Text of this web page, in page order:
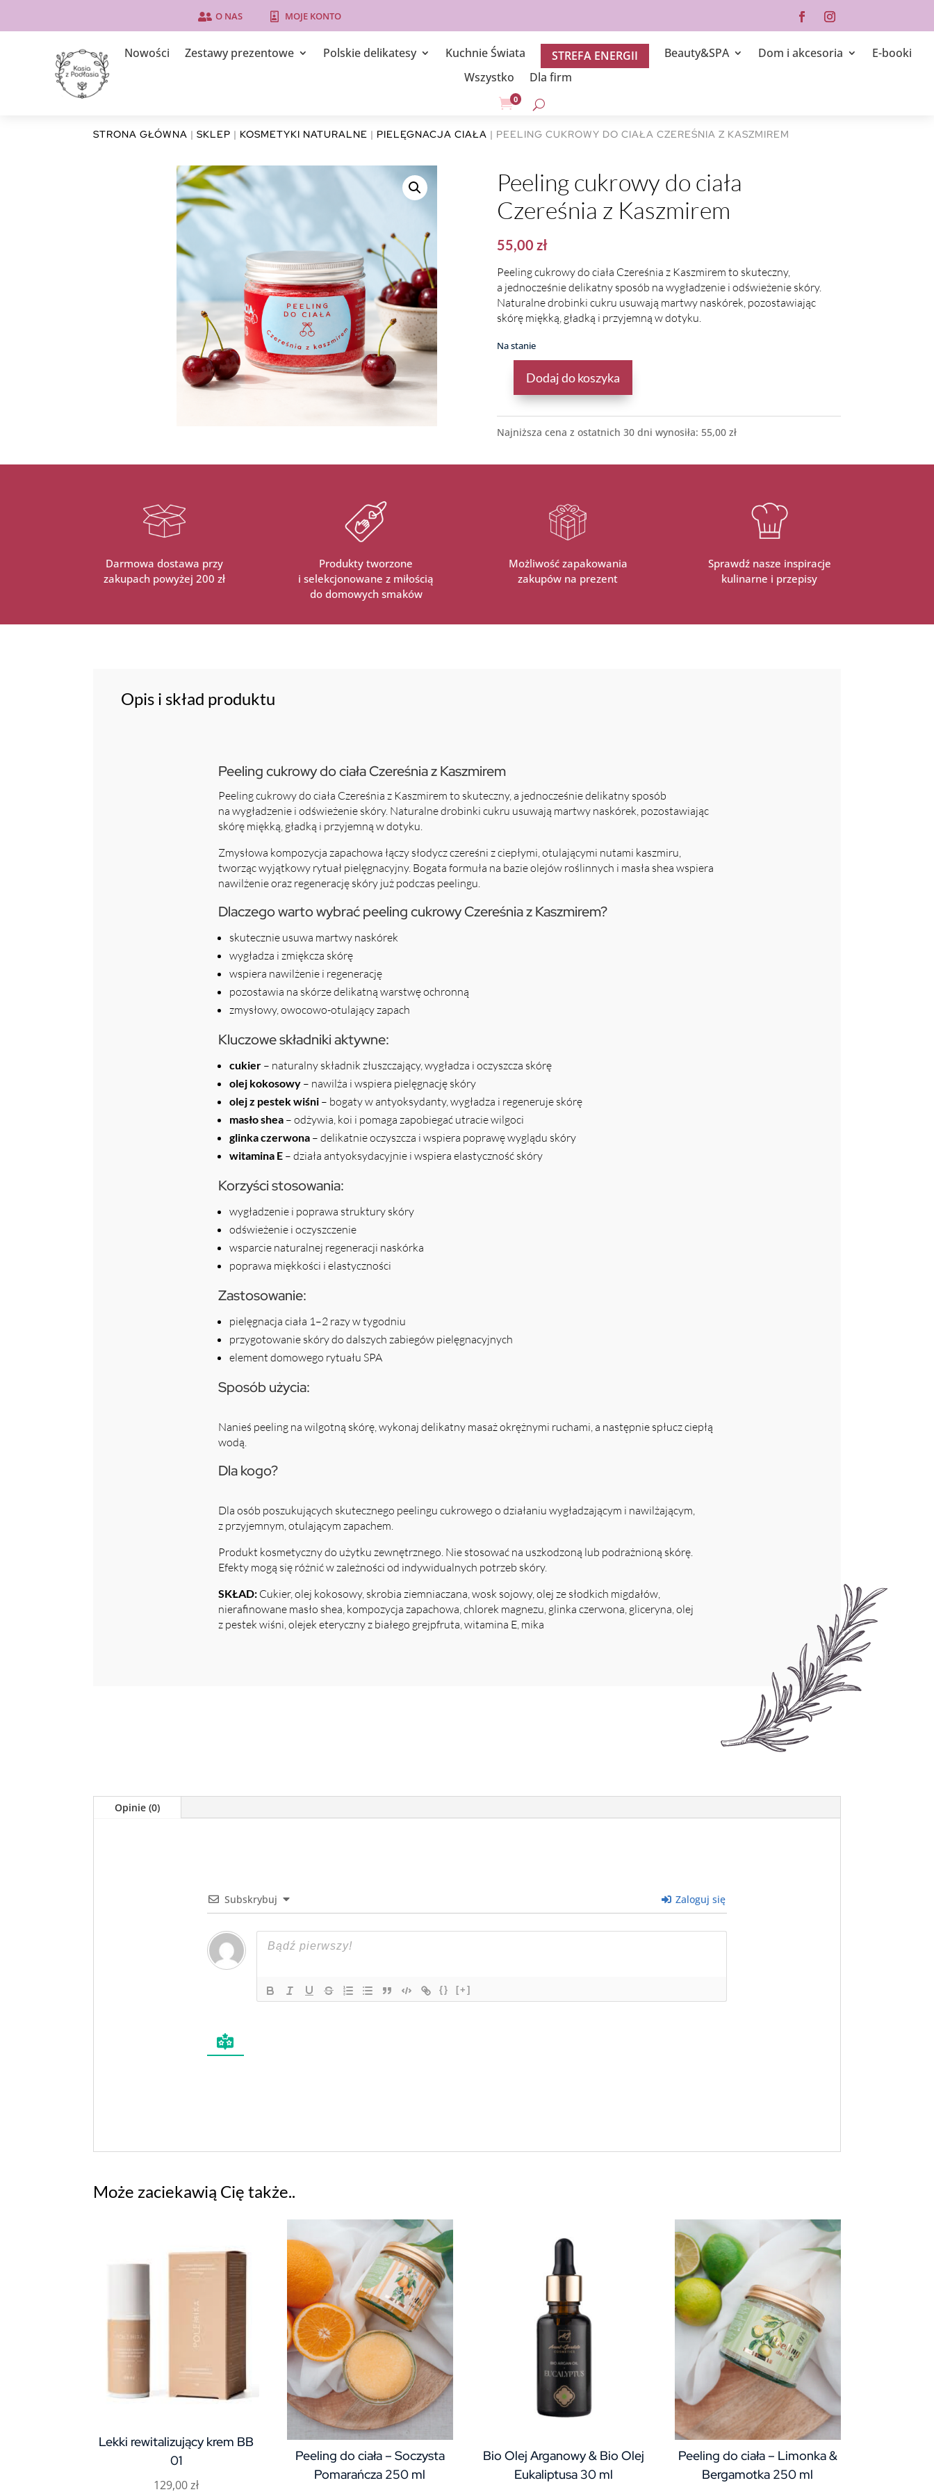
 O NAS  MOJE KONTO
Nowości Zestawy prezentowe Polskie delikatesy Kuchnie Świata STREFA ENERGII Beauty&SPA Dom i akcesoria
E-booki
Wszystko
Dla firm
0
STRONA GŁÓWNA |SKLEP | KOSMETYKI NATURALNE | PIELĘGNACJA CIAŁA | PEELING CUKROWY DO CIAŁA CZEREŚNIA Z KASZMIREM
Peeling cukrowy do ciała
Czereśnia z Kaszmirem
55,00 zł
Peeling cukrowy do ciała Czereśnia z Kaszmirem to skuteczny,
a jednocześnie delikatny sposób na wygładzenie i odświeżenie skóry.
Naturalne drobinki cukru usuwają martwy naskórek, pozostawiając
skórę miękką, gładką i przyjemną w dotyku.
Na stanie
ILOŚĆ
PEELING
CUKROWY
DO CIAŁA
Z KASZMIREM
Dodaj do koszyka
Najniższa cena z ostatnich 30 dni wynosiła: 55,00 zł
Darmowa dostawa przy
zakupach powyżej 200 zł
Produkty tworzone
i selekcjonowane z miłością
do domowych smaków
Możliwość zapakowania
zakupów na prezent
Sprawdź nasze inspiracje
kulinarne i przepisy
Opis i skład produktu
Peeling cukrowy do ciała Czereśnia z Kaszmirem
Peeling cukrowy do ciała Czereśnia z Kaszmirem to skuteczny, a jednocześnie delikatny sposób
na wygładzenie i odświeżenie skóry. Naturalne drobinki cukru usuwają martwy naskórek, pozostawiając
skórę miękką, gładką i przyjemną w dotyku.
Zmysłowa kompozycja zapachowa łączy słodycz czereśni z ciepłymi, otulającymi nutami kaszmiru,
tworząc wyjątkowy rytuał pielęgnacyjny. Bogata formuła na bazie olejów roślinnych i masła shea wspiera
nawilżenie oraz regenerację skóry już podczas peelingu.
Dlaczego warto wybrać peeling cukrowy Czereśnia z Kaszmirem?
skutecznie usuwa martwy naskórek
wygładza i zmiękcza skórę
wspiera nawilżenie i regenerację
pozostawia na skórze delikatną warstwę ochronną
zmysłowy, owocowo-otulający zapach
Kluczowe składniki aktywne:
cukier– naturalny składnik złuszczający, wygładza i oczyszcza skórę
olej kokosowy– nawilża i wspiera pielęgnację skóry
olej z pestek wiśni– bogaty w antyoksydanty, wygładza i regeneruje skórę
masło shea– odżywia, koi i pomaga zapobiegać utracie wilgoci
glinka czerwona– delikatnie oczyszcza i wspiera poprawę wyglądu skóry
witamina E– działa antyoksydacyjnie i wspiera elastyczność skóry
Korzyści stosowania:
wygładzenie i poprawa struktury skóry
odświeżenie i oczyszczenie
wsparcie naturalnej regeneracji naskórka
poprawa miękkości i elastyczności
Zastosowanie:
pielęgnacja ciała 1–2 razy w tygodniu
przygotowanie skóry do dalszych zabiegów pielęgnacyjnych
element domowego rytuału SPA
Sposób użycia:
Nanieś peeling na wilgotną skórę, wykonaj delikatny masaż okrężnymi ruchami, a następnie spłucz ciepłą
wodą.
Dla kogo?
Dla osób poszukujących skutecznego peelingu cukrowego o działaniu wygładzającym i nawilżającym,
z przyjemnym, otulającym zapachem.
Produkt kosmetyczny do użytku zewnętrznego. Nie stosować na uszkodzoną lub podrażnioną skórę.
Efekty mogą się różnić w zależności od indywidualnych potrzeb skóry.
SKŁAD:Cukier, olej kokosowy, skrobia ziemniaczana, wosk sojowy, olej ze słodkich migdałów,
nierafinowane masło shea, kompozycja zapachowa, chlorek magnezu, glinka czerwona, gliceryna, olej
z pestek wiśni, olejek eteryczny z białego grejpfruta, witamina E, mika
Opinie (0)
Subskrybuj Zaloguj się
{} [+]
Może zaciekawią Cię także..
Lekki rewitalizujący krem BB
01
129,00zł
Peeling do ciała – Soczysta
Pomarańcza 250 ml
Bio Olej Arganowy & Bio Olej
Eukaliptusa 30 ml
Peeling do ciała – Limonka &
Bergamotka 250 ml